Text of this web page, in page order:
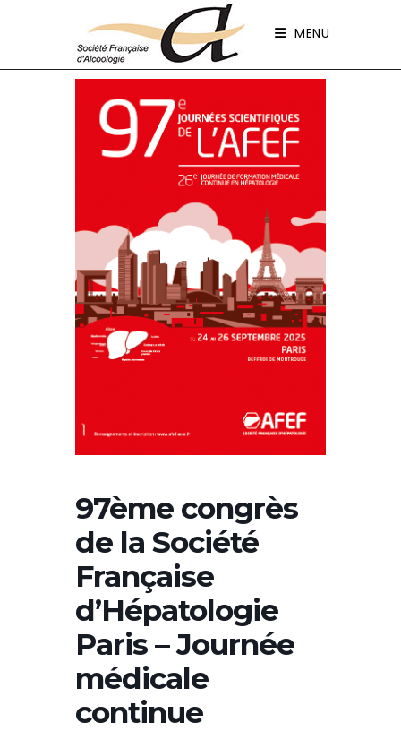
Panneau de gestion des cookies
MENU
97ème congrès
de la Société
Française
d’Hépatologie
Paris – Journée
médicale
continue